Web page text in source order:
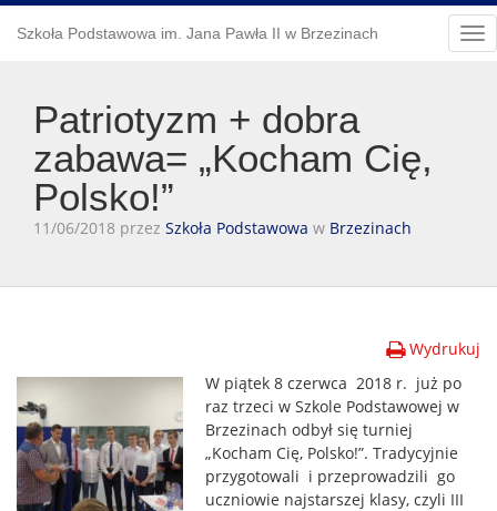
Szkoła Podstawowa im. Jana Pawła II w Brzezinach
Patriotyzm + dobra
zabawa= „Kocham Cię,
Polsko!”
11/06/2018 przez Szkoła Podstawowa w Brzezinach
Wydrukuj
W piątek 8 czerwca 2018 r. już po
raz trzeci w Szkole Podstawowej w
Brzezinach odbył się turniej
„Kocham Cię, Polsko!”. Tradycyjnie
przygotowali i przeprowadzili go
uczniowie najstarszej klasy, czyli III